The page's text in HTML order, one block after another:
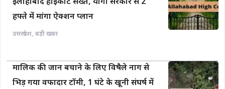
हफ्ते में मांगा ऐक्शन प्लान
उत्तरप्रदेश, बड़ी खबर
मालिक की जान बचाने के लिए विषैले नाग से
भिड़ गया वफादार टॉमी, 1 घंटे के खूनी संघर्ष में